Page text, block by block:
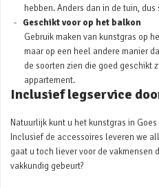
hebben. Anders dan in de tuin,
Geschikt voor op het balkon
Gebruik maken van kunstgras op
maar op een heel andere manier
de soorten zien die goed geschikt
appartement.
Inclusief legservice
Natuurlijk kunt u het kunstgras in
Inclusief de accessoires leveren we
gaat u toch liever voor de vakmensen
vakkundig gebeurt?